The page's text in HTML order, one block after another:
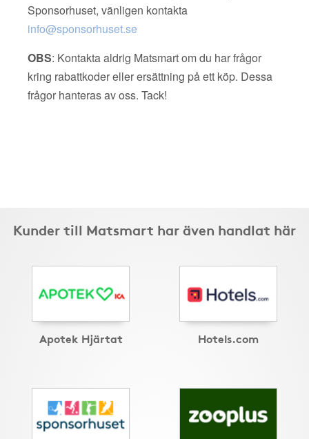
Sponsorhuset, vänligen kontakta
info@sponsorhuset.se
OBS: Kontakta aldrig Matsmart om du har frågor
kring rabattkoder eller ersättning på ett köp. Dessa
frågor hanteras av oss. Tack!
Kunder till Matsmart har även handlat här
Apotek Hjärtat Hotels.com